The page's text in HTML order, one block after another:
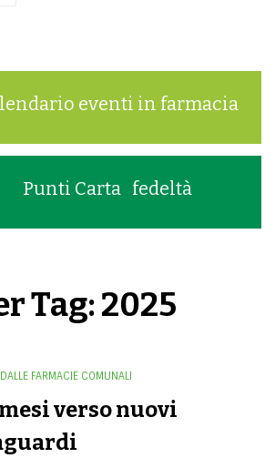
eventi in farmacia
Punti Carta fedeltà
Tag: 2025
DALLE FARMACIE COMUNALI
verso nuovi